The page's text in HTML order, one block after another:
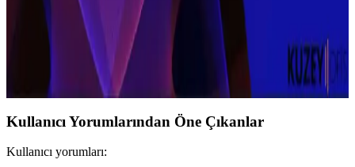
Kablosuz Mouse Seçimi ve Kullanımında Dikkat
Edilmesi Gerekenler
Kablosuz mouse kullanımı, konfor ve düzen sağlar. Pil ömrü,
bağlantı stabilitesi ve ergonomi önemli faktörlerdir.
Kullanıcı Yorumlarından Öne Çıkanlar
Kullanıcı yorumları: